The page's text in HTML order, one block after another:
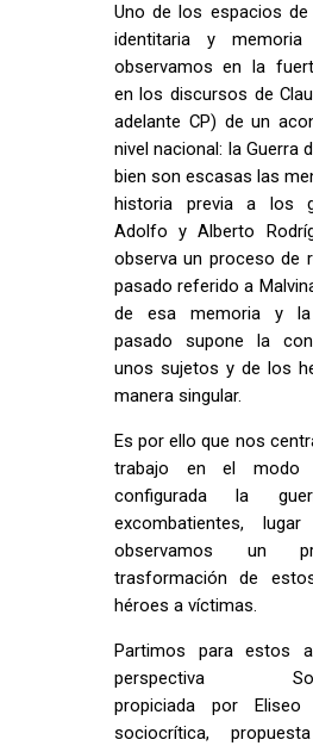
Uno de los espacios
identitaria y
observamos en la
en los discursos de
adelante CP) de un
nivel nacional: la Guerra
bien son escasas las
historia previa a los
Adolfo y Alberto
observa un proceso de
pasado referido a
de esa memoria y la
pasado supone la
unos sujetos y de los
manera singular.
Es por ello que nos
trabajo en el
configurada la
excombatientes,
observamos un
trasformación de
héroes a víctimas.
Partimos para estos
perspectiva
propiciada por
sociocrítica,